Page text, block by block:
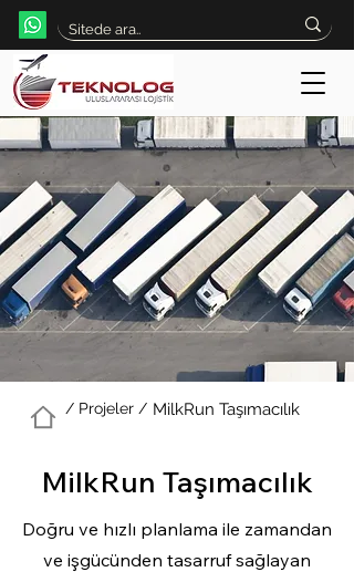
/ Projeler / MilkRun Taşımacılık
MilkRun Taşımacılık
Doğru ve hızlı planlama ile zamandan
ve işgücünden tasarruf sağlayan